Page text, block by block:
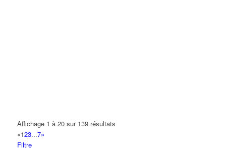
Affichage 1 à 20 sur 139 résultats
«123...7»
Filtre